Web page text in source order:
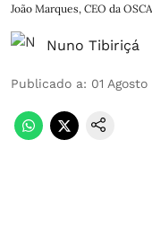
João Marques, CEO da
Nuno Tibiriçá
Publicado a: 01